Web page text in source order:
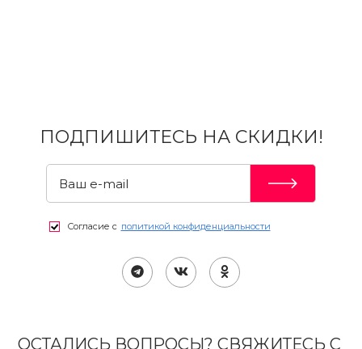
ПОДПИШИТЕСЬ НА СКИДКИ!
Согласие с политикой конфиденциальности
ОСТАЛИСЬ ВОПРОСЫ? СВЯЖИТЕСЬ С